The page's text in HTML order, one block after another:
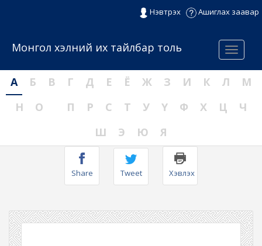
Нэвтрэх Ашиглах заавар
Menu
Монгол хэлний их тайлбар толь
А Б В Г Д Е Ё Ж З И К Л
М
Н
О П Р С Т У Ү Ф Х Ц
Ч
Ш
Э Ю Я
Share Tweet Хэвлэх